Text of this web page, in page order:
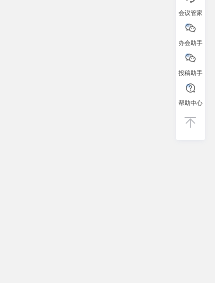
会议管家
办会助手
投稿助手
帮助中心